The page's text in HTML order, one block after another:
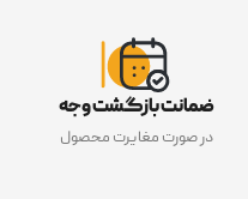
ضمانت بازگشت وجه
در صورت مغایرت محصول